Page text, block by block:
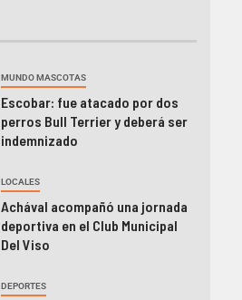
MUNDO MASCOTAS
Escobar: fue atacado por dos
perros Bull Terrier y deberá ser
indemnizado
LOCALES
Achával acompañó una jornada
deportiva en el Club Municipal
Del Viso
DEPORTES